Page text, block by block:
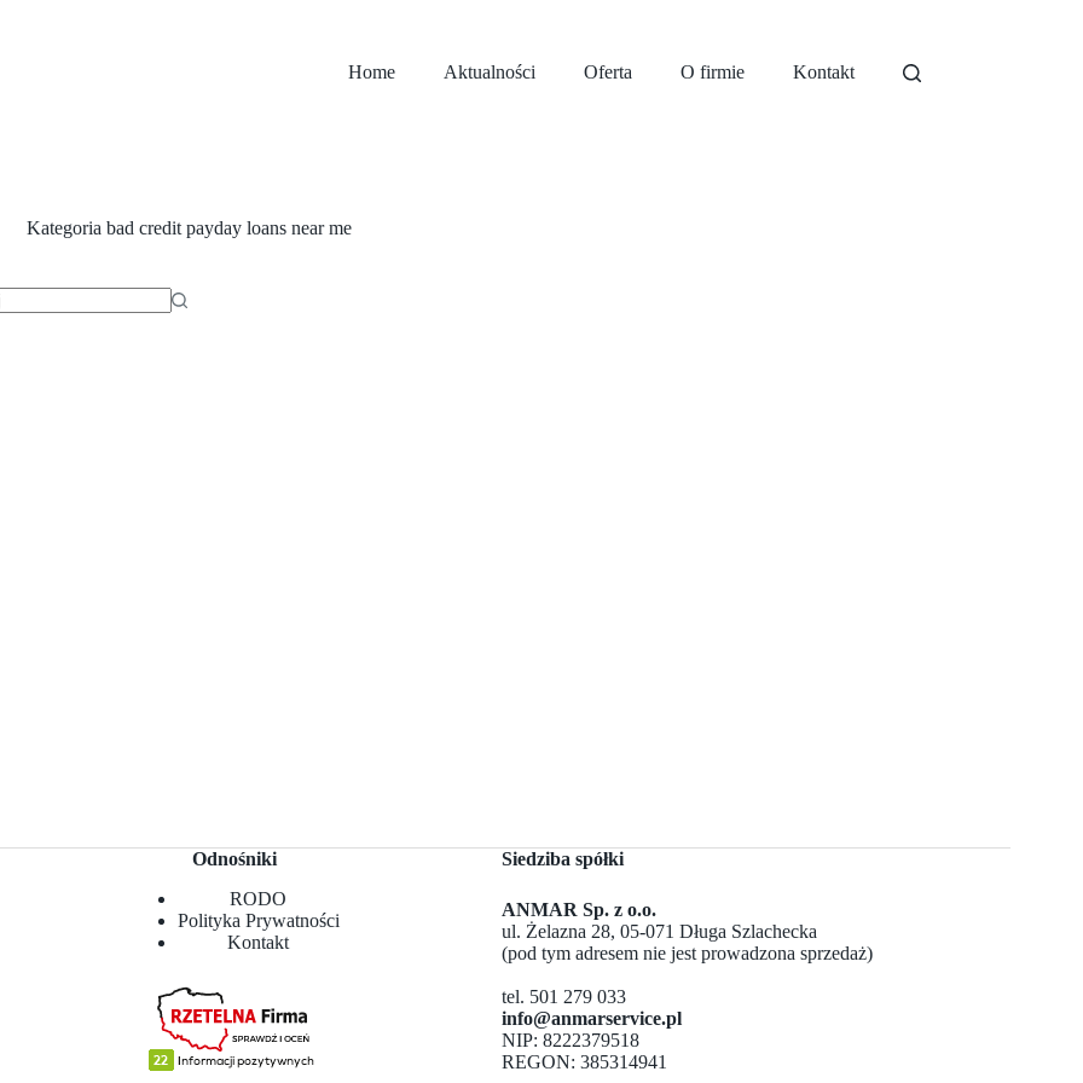
Home
Aktualności Oferta O firmie Kontakt
Kategoria bad credit payday loans near me
Odnośniki
RODO
Polityka Prywatności
Kontakt
Siedziba spółki
ANMAR Sp. z o.o.
ul. Żelazna 28, 05-071 Długa Szlachecka
(pod tym adresem nie jest prowadzona sprzedaż)
tel. 501 279 033
info@anmarservice.pl
NIP: 8222379518
REGON: 385314941